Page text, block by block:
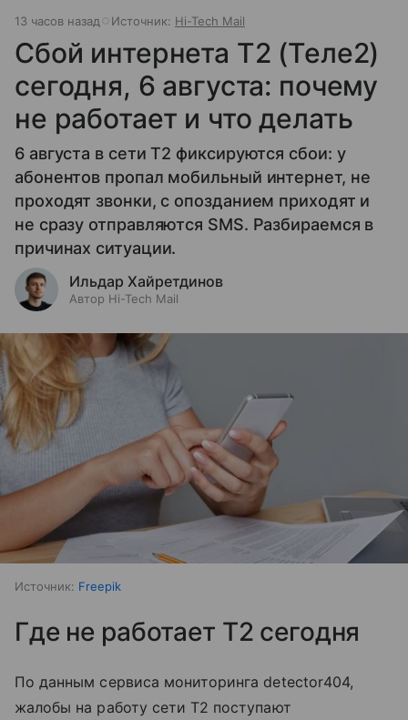
13 часов назад Источник: Hi-Tech Mail
Сбой интернета T2 (Теле2)
сегодня, 6 августа: почему
не работает и что делать
6 августа в сети T2 фиксируются сбои: у
абонентов пропал мобильный интернет, не
проходят звонки, с опозданием приходят и
не сразу отправляются SMS. Разбираемся в
причинах ситуации.
Ильдар Хайретдинов
Автор Hi-Tech Mail
Источник: Freepik
Где не работает T2 сегодня
По данным сервиса мониторинга detector404,
жалобы на работу сети T2 поступают